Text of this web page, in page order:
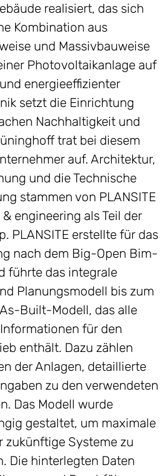
realisiert, das sich
Kombination aus
und Massivbauweise
Photovoltaikanlage auf
energieeffizienter
setzt die Einrichtung
Nachhaltigkeit und
trat bei diesem
auf. Architektur,
und die Technische
stammen von PLANSITE
engineering als Teil der
PLANSITE erstellte für das
nach dem Big-Open Bim-
führte das integrale
Planungsmodell bis zum
Built-Modell, das alle
für den
enthält. Dazu zählen
der Anlagen, detaillierte
zu den verwendeten
Das Modell wurde
gestaltet, um maximale
zukünftige Systeme zu
Die hinterlegten Daten